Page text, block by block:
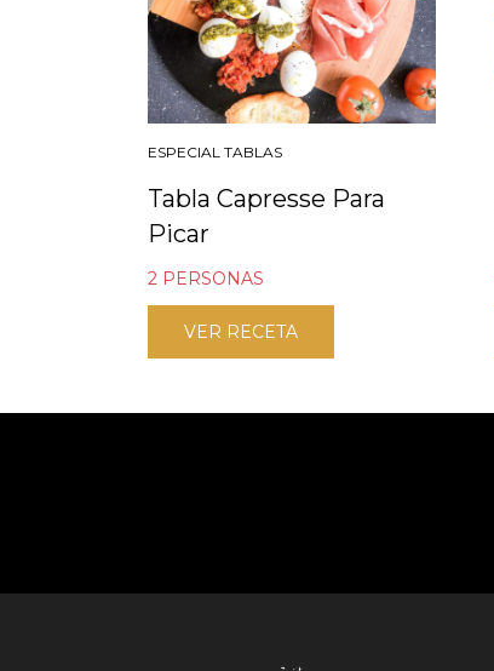
ESPECIAL TABLAS
Tabla Capresse Para
Picar
2 PERSONAS
VER RECETA